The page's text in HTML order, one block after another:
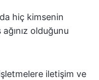
hiç kimsenin
olduğunu
iletişim ve